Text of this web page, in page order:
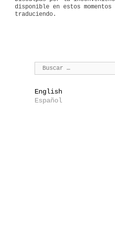
disponible en estos
traduciendo.
English
Español